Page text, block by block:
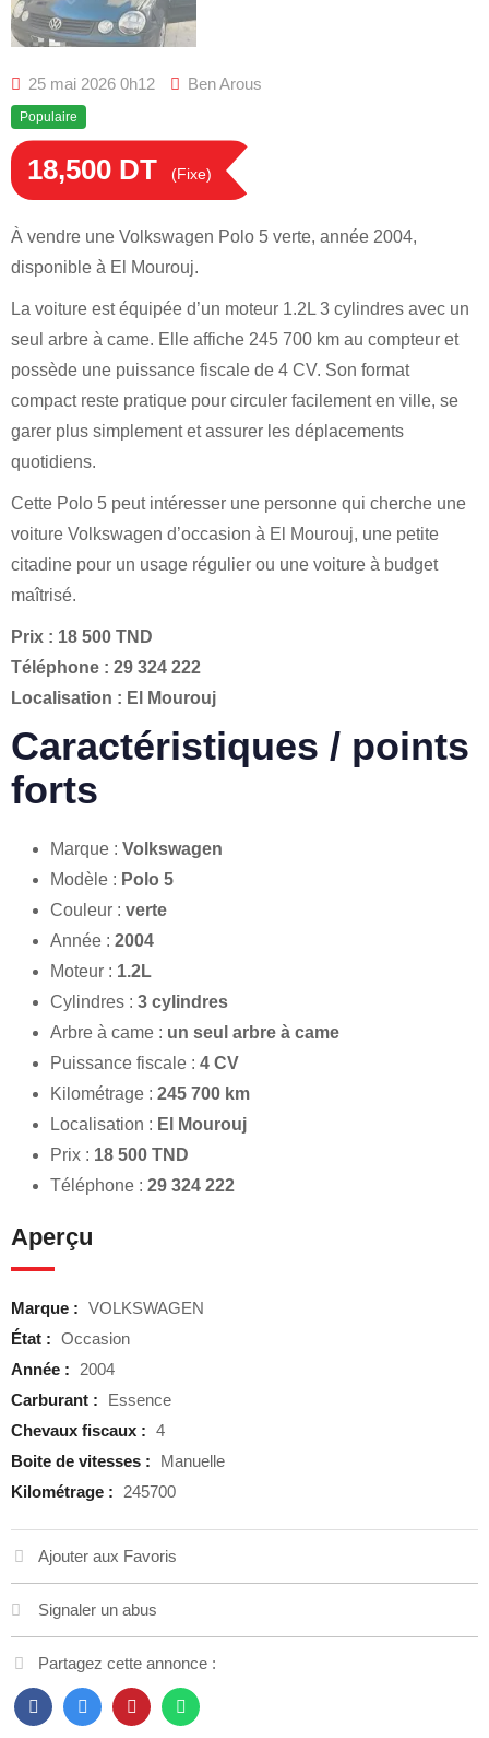
25 mai 2026 0h12 Ben Arous
Populaire
18,500 DT (Fixe)
À vendre une Volkswagen Polo 5 verte, année 2004,
disponible à El Mourouj.
La voiture est équipée d’un moteur 1.2L 3 cylindres avec un
seul arbre à came. Elle affiche 245 700 km au compteur et
possède une puissance fiscale de 4 CV. Son format
compact reste pratique pour circuler facilement en ville, se
garer plus simplement et assurer les déplacements
quotidiens.
Cette Polo 5 peut intéresser une personne qui cherche une
voiture Volkswagen d’occasion à El Mourouj, une petite
citadine pour un usage régulier ou une voiture à budget
maîtrisé.
Prix : 18 500 TND
Téléphone : 29 324 222
Localisation : El Mourouj
Caractéristiques / points
forts
Marque : Volkswagen
Modèle : Polo 5
Couleur : verte
Année : 2004
Moteur : 1.2L
Cylindres : 3 cylindres
Arbre à came : un seul arbre à came
Puissance fiscale : 4 CV
Kilométrage : 245 700 km
Localisation : El Mourouj
Prix : 18 500 TND
Téléphone : 29 324 222
Aperçu
Marque : VOLKSWAGEN
État : Occasion
Année :
2004
Carburant :
Essence
Chevaux fiscaux : 4
Boite de vitesses :
Manuelle
Kilométrage :
245700
Ajouter aux Favoris
Signaler un abus
Partagez cette annonce :